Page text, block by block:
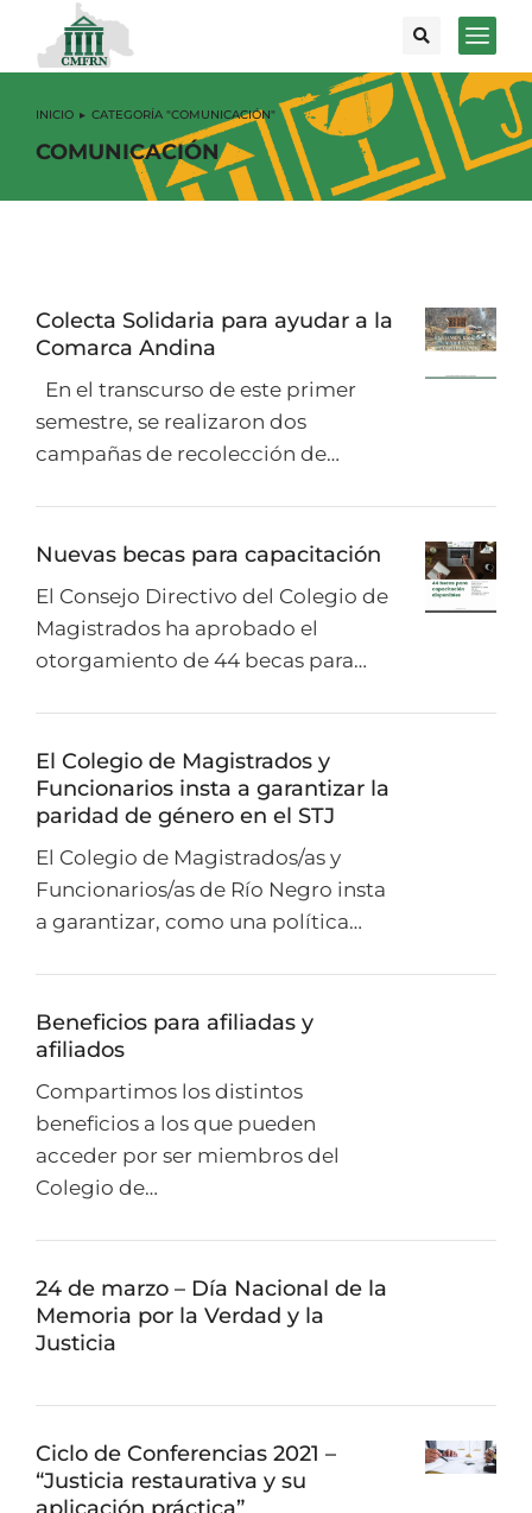
Estás aquí:
INICIO CATEGORÍA "COMUNICACIÓN"
COMUNICACIÓN
Colecta Solidaria para ayudar a la
Comarca Andina
En el transcurso de este primer
semestre, se realizaron dos
campañas de recolección de…
Nuevas becas para capacitación
El Consejo Directivo del Colegio de
Magistrados ha aprobado el
otorgamiento de 44 becas para…
El Colegio de Magistrados y
Funcionarios insta a garantizar la
paridad de género en el STJ
El Colegio de Magistrados/as y
Funcionarios/as de Río Negro insta
a garantizar, como una política…
Beneficios para afiliadas y
afiliados
Compartimos los distintos
beneficios a los que pueden
acceder por ser miembros del
Colegio de…
24 de marzo – Día Nacional de la
Memoria por la Verdad y la
Justicia
Ciclo de Conferencias 2021 –
“Justicia restaurativa y su